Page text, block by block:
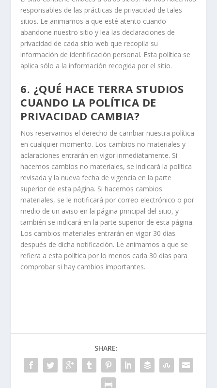
responsables de las prácticas de privacidad de tales
sitios. Le animamos a que esté atento cuando
abandone nuestro sitio y lea las declaraciones de
privacidad de cada sitio web que recopila su
información de identificación personal. Esta política se
aplica sólo a la información recogida por el sitio.
6. ¿QUÉ HACE TERRA STUDIOS
CUANDO LA POLÍTICA DE
PRIVACIDAD CAMBIA?
Nos reservamos el derecho de cambiar nuestra política
en cualquier momento. Los cambios no materiales y
aclaraciones entrarán en vigor inmediatamente. Si
hacemos cambios no materiales, se indicará la política
revisada y la nueva fecha de vigencia en la parte
superior de esta página. Si hacemos cambios
materiales, se le notificará por correo electrónico o por
medio de un aviso en la página principal del sitio, y
también se indicará en la parte superior de esta página.
Los cambios materiales entrarán en vigor 30 días
después de dicha notificación. Le animamos a que se
refiera a esta política por lo menos cada 30 días para
comprobar si hay cambios importantes.
SHARE: